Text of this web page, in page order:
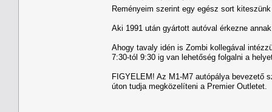
Reményeim szerint egy egész sort
Aki 1991 után gyártott autóval érkezne
Ahogy tavaly idén is Zombi kollegával
7:30-tól 9:30 ig van lehetőség folgalni a
FIGYELEM! Az M1-M7 autópálya bevezető
úton tudja megközelíteni a Premier Outletet.